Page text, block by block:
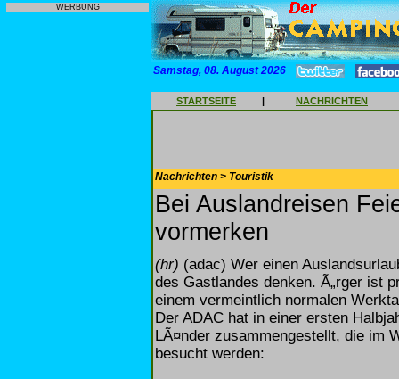
WERBUNG
Samstag, 08. August 2026
STARTSEITE | NACHRICHTEN
Nachrichten > Touristik
Bei Auslandreisen
vormerken
(hr) (adac) Wer einen
des Gastlandes denken. Ã„rger ist
einem vermeintlich normalen
Der ADAC hat in einer ersten
LÃ¤nder zusammengestellt, die im
besucht werden: